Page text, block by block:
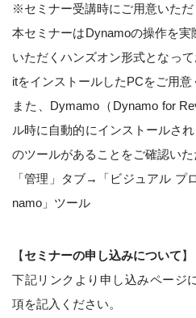
※セミナー受講時にご用意いただ
本セミナーはDynamoの操作を
いただくハンズオン形式となっ
itをインストールしたPCをご用意
また、Dymamo（Dynamo for
ル時に自動的にインストールさ
のツールがあることをご確認いた
「管理」タブ→「ビジュアル
namo」ツール
【セミナーの申し込みについて】
下記リンクより申し込みページ
項を記入ください。